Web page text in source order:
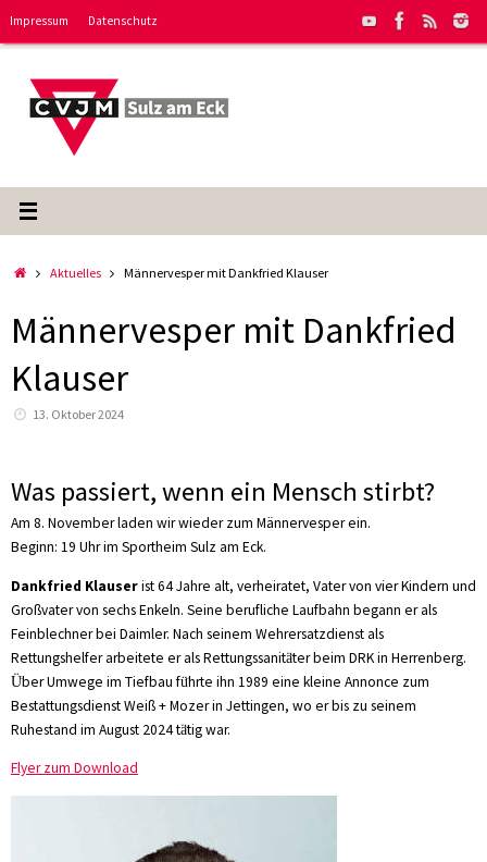
Impressum Datenschutz
StartAktuelles Männervesper mit Dankfried Klauser
Männervesper mit Dankfried
Klauser
13. Oktober 2024
Was passiert, wenn ein Mensch stirbt?
Am 8. November laden wir wieder zum Männervesper ein.
Beginn: 19 Uhr im Sportheim Sulz am Eck.
Dankfried Klauserist 64 Jahre alt, verheiratet, Vater von vier Kindern und
Großvater von sechs Enkeln. Seine berufliche Laufbahn begann er als
Feinblechner bei Daimler. Nach seinem Wehrersatzdienst als
Rettungshelfer arbeitete er als Rettungssanitä̈ter beim DRK in Herrenberg.
Ü̈ber Umwege im Tiefbau fü̈hrte ihn 1989 eine kleine Annonce zum
Bestattungsdienst Weiß + Mozer in Jettingen, wo er bis zu seinem
Ruhestand im August 2024 tä̈tig war.
Flyer zum Download